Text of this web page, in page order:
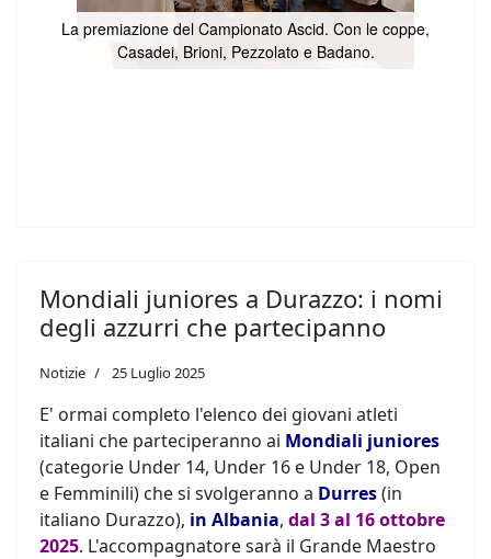
La premiazione del Campionato Ascid. Con le coppe,
Casadei, Brioni, Pezzolato e Badano.
Mondiali juniores a Durazzo: i nomi
degli azzurri che partecipanno
Notizie 25 Luglio 2025
E' ormai completo l'elenco dei giovani atleti
italiani che parteciperanno ai Mondiali juniores
(categorie Under 14, Under 16 e Under 18, Open
e Femminili) che si svolgeranno a Durres(in
italiano Durazzo), in Albania, dal 3 al 16 ottobre
2025. L'accompagnatore sarà il Grande Maestro